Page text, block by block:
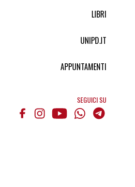
LIBRI
UNIPD.IT
APPUNTAMENTI
SEGUICI SU